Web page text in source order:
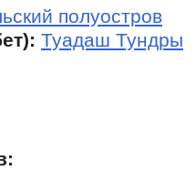
полуостров
Туадаш Тундры